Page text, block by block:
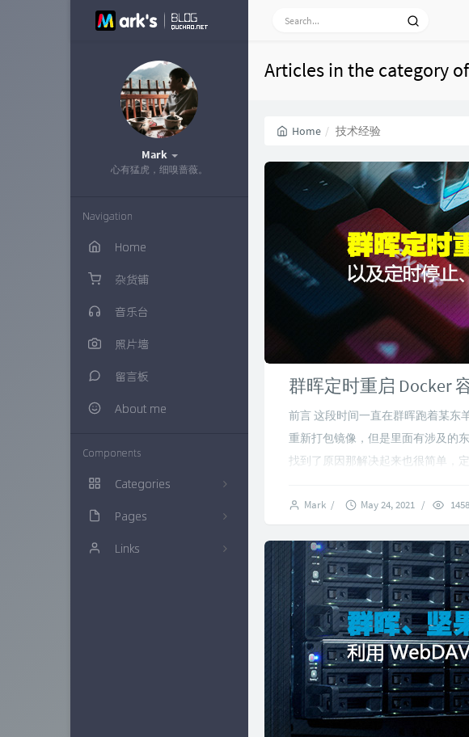
Mark
心有猛虎，细嗅蔷薇。
Navigation
Home
杂货铺
音乐台
照片墙
留言板
About me
Components
Categories
20
生活随笔
16
建站知识
Pages
归档栏
Links
Articles in the category
Home 技术经验
群晖定时重启 Docker
前言 这段时间一直在群晖跑着某东
重新打包镜像，但是里面有涉及的
找到了原因那解决起来也很简单，定
Mark / May 24, 2021 /